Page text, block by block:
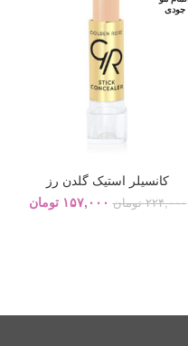
جودی
کانسیلر استیک گلدن رز
۲۲۴,۰۰۰ تومان ۱۵۷,۰۰۰ تومان